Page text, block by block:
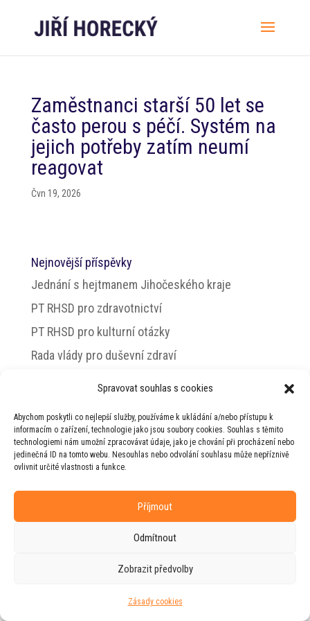
Spravovat souhlas s cookies
Abychom poskytli co nejlepší služby, používáme k ukládání a/nebo přístupu k
informacím o zařízení, technologie jako jsou soubory cookies. Souhlas s těmito
technologiemi nám umožní zpracovávat údaje, jako je chování při procházení nebo
jedinečná ID na tomto webu. Nesouhlas nebo odvolání souhlasu může nepříznivě
ovlivnit určité vlastnosti a funkce.
Příjmout
Odmítnout
Zobrazit předvolby
Zásady cookies
Zaměstnanci starší 50 let se
často perou s péčí. Systém na
jejich potřeby zatím neumí
reagovat
Čvn 19, 2026
Nejnovější příspěvky
Jednání s hejtmanem Jihočeského kraje
PT RHSD pro zdravotnictví
PT RHSD pro kulturní otázky
Rada vlády pro duševní zdraví
© 2026 Jiří Horecký – Osobní stránky Jiřího
Horeckého
Web vytvořila firma